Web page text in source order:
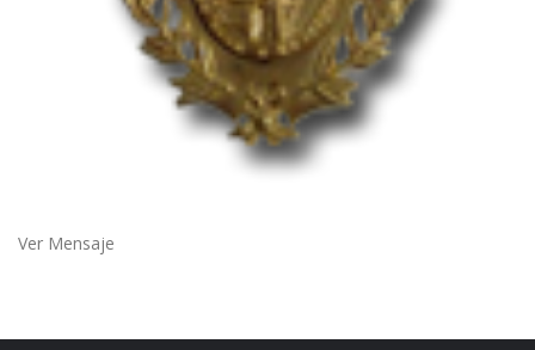
Ver Mensaje